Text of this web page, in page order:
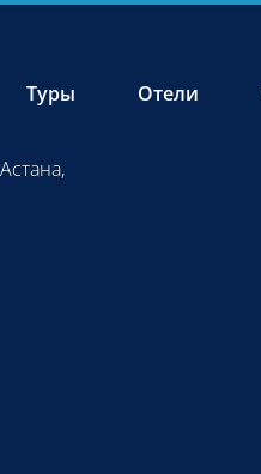
Туры Отели